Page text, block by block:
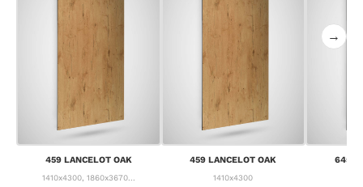
459 LANCELOT OAK
1410x4300, 1860x3670...
459 LANCELOT OAK
1410x4300
645
→